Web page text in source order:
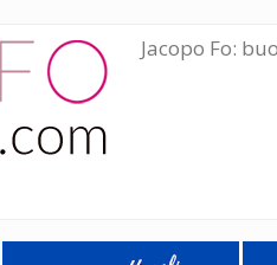
Jacopo Fo: